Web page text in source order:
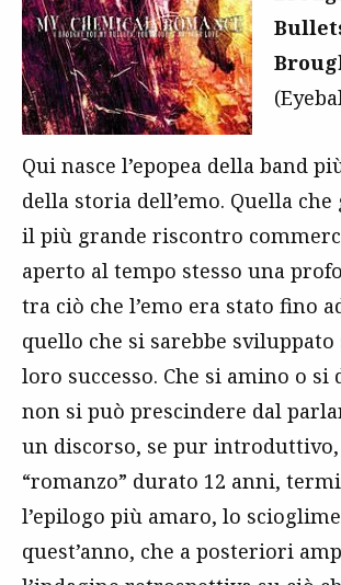
Qui nasce l’epopea della band
della storia dell’emo. Quella
il più grande riscontro
aperto al tempo stesso una
tra ciò che l’emo era stato fino
quello che si sarebbe sviluppato
loro successo. Che si amino o si
non si può prescindere dal
un discorso, se pur introduttivo,
“romanzo” durato 12 anni,
l’epilogo più amaro, lo
quest’anno, che a posteriori